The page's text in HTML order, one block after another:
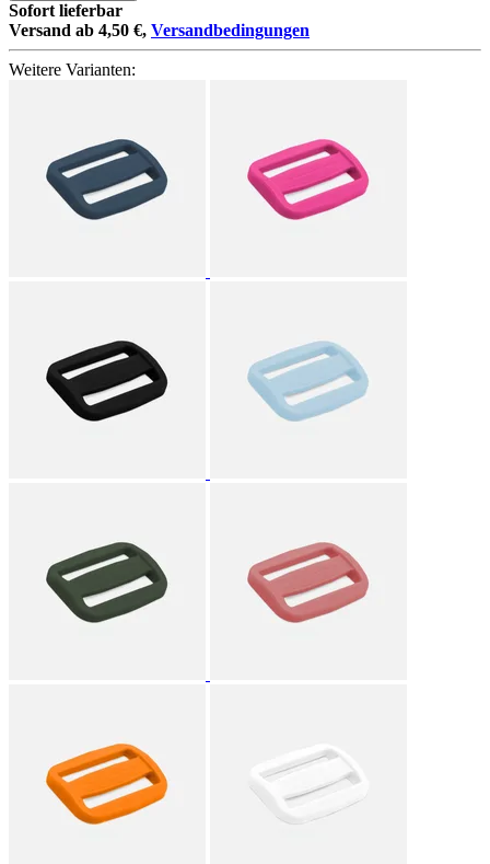
Sofort lieferbar
Versand ab 4,50 €, Versandbedingungen
Weitere Varianten: